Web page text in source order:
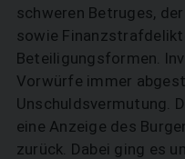
schweren Betruges,
sowie
Beteiligungsformen.
Vorwürfe immer
Unschuldsvermutung.
eine Anzeige des
zurück. Dabei ging es